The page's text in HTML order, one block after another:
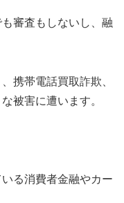
審査もしないし、融
携帯電話買取詐欺、
被害に遭います。
る消費者金融やカー